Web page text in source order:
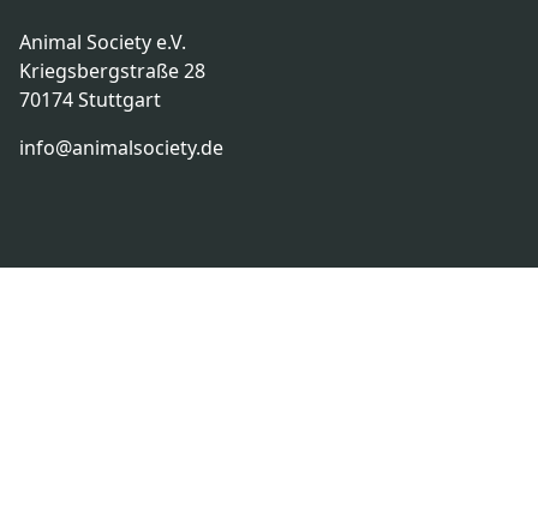
info@animalsociety.de
Animal Society e.V.
Kriegsbergstraße 28
70174 Stuttgart